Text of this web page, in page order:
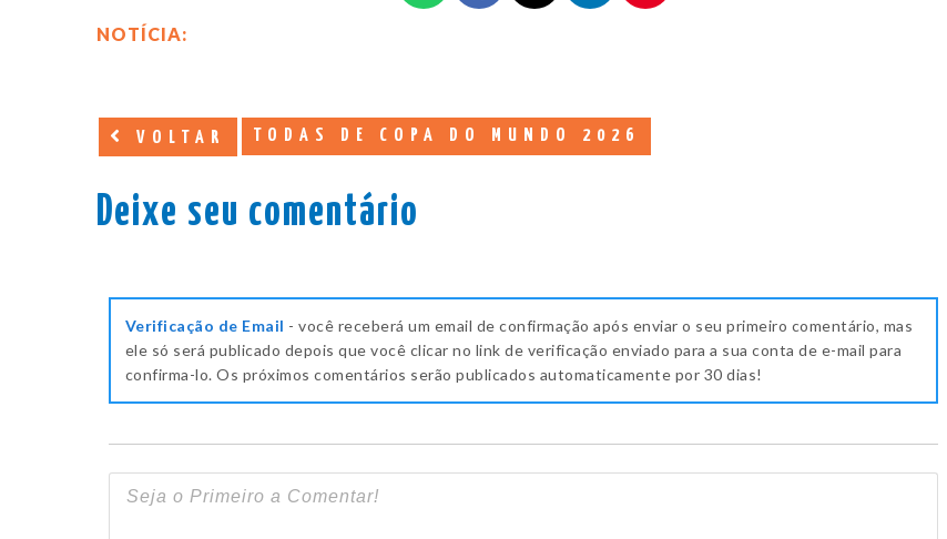
NOTÍCIA:
VOLTAR TODAS DE COPA DO MUNDO 2026
Deixe seu comentário
Verificação de Email - você receberá um email de confirmação após enviar o seu primeiro comentário, mas
ele só será publicado depois que você clicar no link de verificação enviado para a sua conta de e-mail para
confirma-lo. Os próximos comentários serão publicados automaticamente por 30 dias!